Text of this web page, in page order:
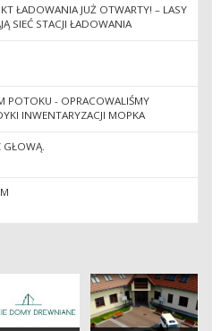
ŁADOWANIA JUŻ OTWARTY! – LASY
SIEĆ STACJI ŁADOWANIA
POTOKU - OPRACOWALIŚMY
INWENTARYZACJI MOPKA
W RAMACH PROJEKTU „NOCNE
GŁOWĄ.